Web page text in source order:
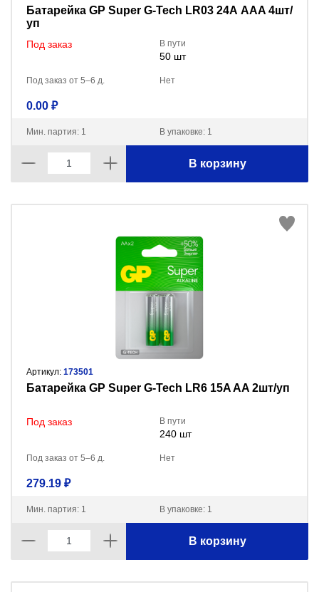
Батарейка GP Super G-Tech LR03 24А AAA 4шт/
уп
Под заказ В пути
50 шт
Под заказ от 5–6 д. Нет
0.00 ₽
Мин. партия: 1 В упаковке: 1
В корзину
Артикул: 173501
Батарейка GP Super G-Tech LR6 15A AA 2шт/уп
Под заказ В пути
240 шт
Под заказ от 5–6 д. Нет
279.19 ₽
Мин. партия: 1 В упаковке: 1
В корзину